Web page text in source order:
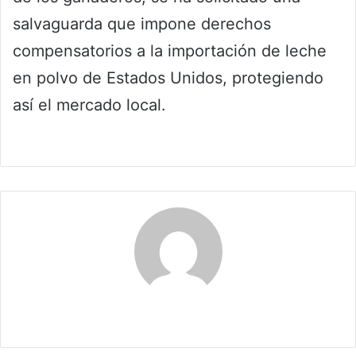
salvaguarda que impone derechos
compensatorios a la importación de leche
en polvo de Estados Unidos, protegiendo
así el mercado local.